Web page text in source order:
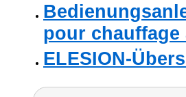
pour chauffage
ELESION-